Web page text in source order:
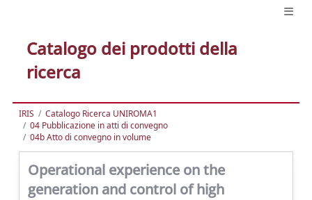
Catalogo dei prodotti della
ricerca
IRIS
Catalogo Ricerca UNIROMA1
04 Pubblicazione in atti di convegno
04b Atto di convegno in volume
Operational experience on the
generation and control of high